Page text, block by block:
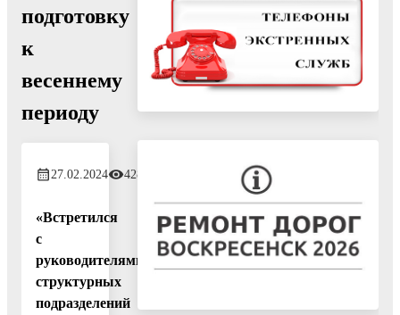
подготовку
к
весеннему
периоду
27.02.2024 428
«Встретился
с
руководителями
структурных
подразделений